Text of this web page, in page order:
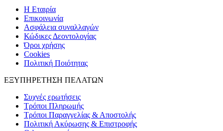
H Εταιρία
Eπικοινωνία
Ασφάλεια συναλλαγών
Κώδικες Δεοντολογίας
Όροι χρήσης
Cookies
Πολιτική Ποιότητας
ΕΞΥΠΗΡΕΤΗΣΗ ΠΕΛΑΤΩΝ
Συχνές ερωτήσεις
Τρόποι Πληρωμής
Τρόποι Παραγγελίας & Αποστολής
Πολιτική Ακύρωσης & Επιστροφής